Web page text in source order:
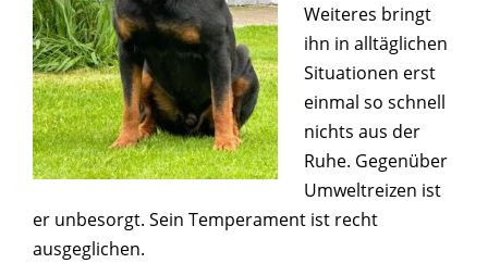
Weiteres bringt
ihn in alltäglichen
Situationen erst
einmal so schnell
nichts aus der
Ruhe. Gegenüber
Umweltreizen ist
er unbesorgt. Sein Temperament ist recht
ausgeglichen.